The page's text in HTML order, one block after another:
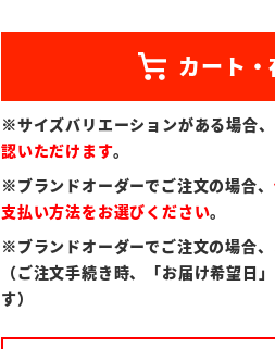
※サイズバリエーションがある場合、
認いただけます。
※ブランドオーダーでご注文の場合、
支払い方法をお選びください。
※ブランドオーダーでご注文の場合、
（ご注文手続き時、「お届け希望日
す）